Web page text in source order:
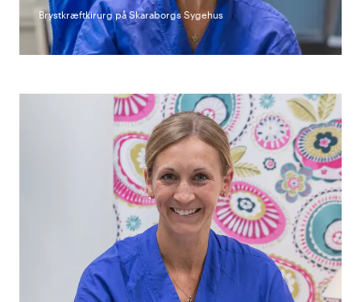
Brystkræftkirurg på Skaraborgs Sygehus